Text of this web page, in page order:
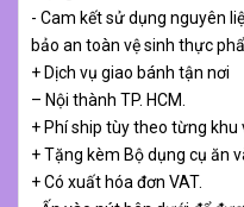
- Cam kết sử dụng nguyên
bảo an toàn vệ sinh thực
+ Dịch vụ giao bánh tận nơi
– Nội thành TP. HCM.
+ Phí ship tùy theo từng khu
+ Tặng kèm Bộ dụng cụ ăn
+ Có xuất hóa đơn VAT.